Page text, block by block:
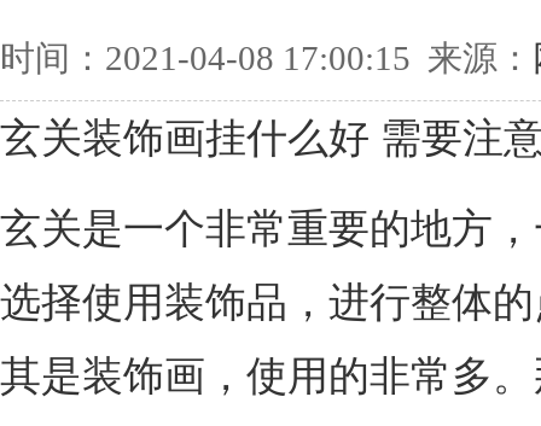
时间：2021-04-08 17:00:15 来源：
玄关装饰画挂什么好 需要注
玄关是一个非常重要的地方
选择使用装饰品，进行整体
其是装饰画，使用的非常多